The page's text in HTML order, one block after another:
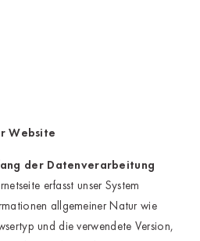
der Datenverarbeitung
erfasst unser System
allgemeiner Natur wie
und die verwendete Version,